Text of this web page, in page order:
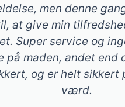
men denne
at give min
Super service og
maden, andet end
og er helt sikkert
værd.